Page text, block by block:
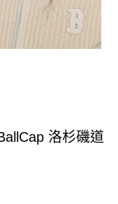
洛杉磯道